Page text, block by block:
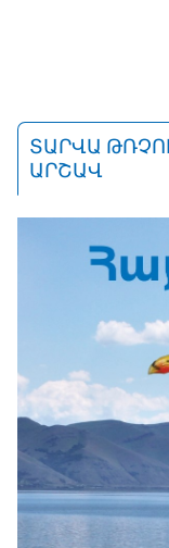
ՏԱՐՎԱ
ԱՐՇԱՎ